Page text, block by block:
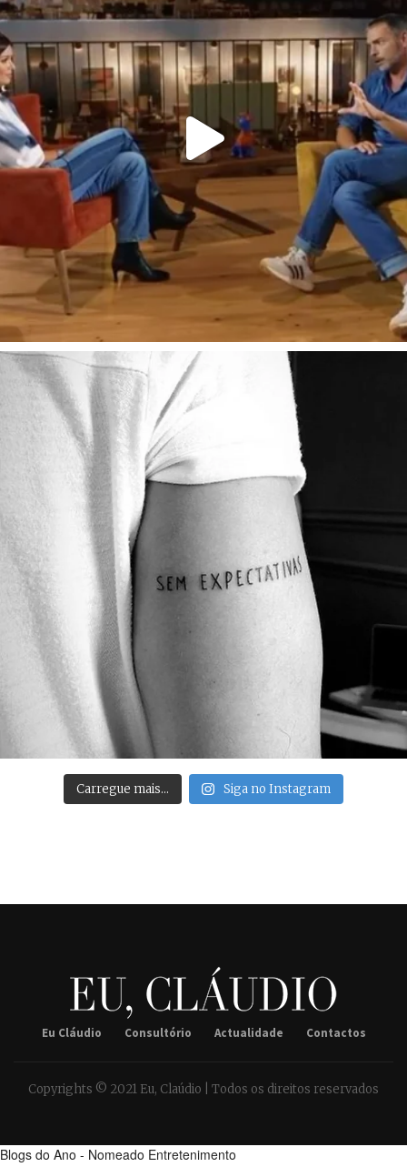
Carregue mais… Siga no Instagram
Eu Cláudio Consultório Actualidade Contactos
Copyrights © 2021 Eu, Claúdio | Todos os direitos reservados
Blogs do Ano - Nomeado Entretenimento